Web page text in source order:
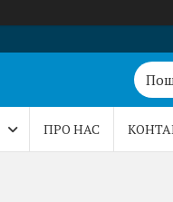
ПРО НАС